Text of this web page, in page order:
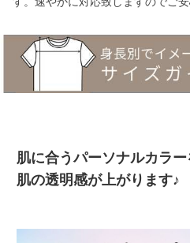
肌に合うパーソナルカラー
肌の透明感が上がります♪